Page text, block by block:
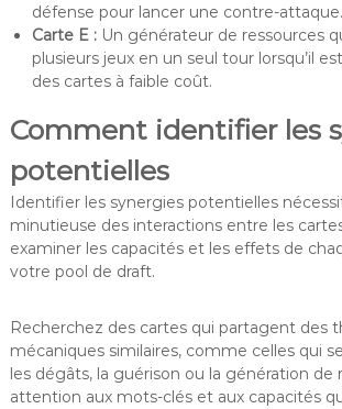
défense pour lancer une contre-attaque.
Carte E :Un générateur de ressources
plusieurs jeux en un seul tour lorsqu’il
des cartes à faible coût.
Comment identifier les
potentielles
Identifier les synergies potentielles
minutieuse des interactions entre les
examiner les capacités et les effets de
votre pool de draft.
Recherchez des cartes qui partagent des
mécaniques similaires, comme celles qui
les dégâts, la guérison ou la génération de
attention aux mots-clés et aux capacités